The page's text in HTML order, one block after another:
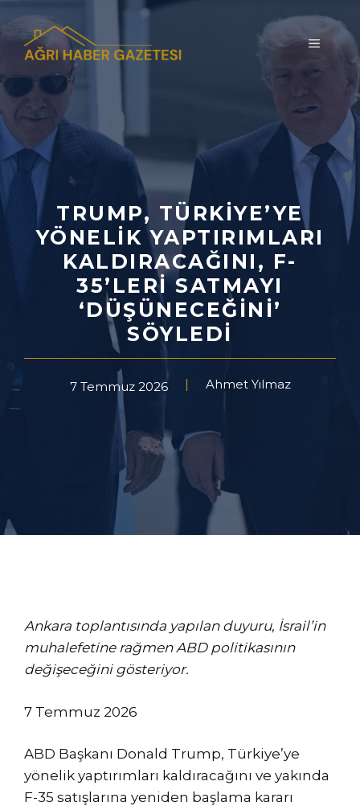
MENÜ
TRUMP, TÜRKIYE’YE
YÖNELIK YAPTIRIMLARI
KALDIRACAĞINI, F-
35’LERI SATMAYI
‘DÜŞÜNECEĞINI’
SÖYLEDI
7 Temmuz 2026 Ahmet Yılmaz
Ankara toplantısında yapılan duyuru, İsrail’in
muhalefetine rağmen ABD politikasının
değişeceğini gösteriyor.
7
2026’da
yayınlandı
7 Temmuz 2026
ABD Başkanı Donald Trump, Türkiye’ye
yönelik yaptırımları kaldıracağını ve yakında
F-35 satışlarına yeniden başlama kararı